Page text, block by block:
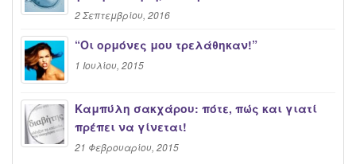
2 Σεπτεμβρίου, 2016
“Oι ορμόνες μου τρελάθηκαν!”
1 Ιουλίου, 2015
Καμπύλη σακχάρου: πότε, πώς και γιατί
πρέπει να γίνεται!
21 Φεβρουαρίου, 2015